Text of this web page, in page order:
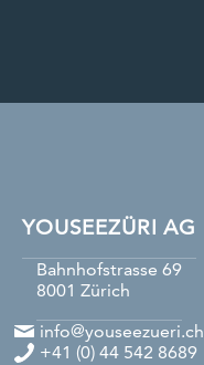
YOUSEEZÜRI AG
Bahnhofstrasse 69
8001 Zürich
info@youseezueri.ch
+41 (0) 44 542 8689